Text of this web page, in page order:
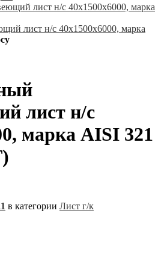
лист н/с 40х1500х6000, марка
лист н/с
марка AISI 321
в категории Лист г/к